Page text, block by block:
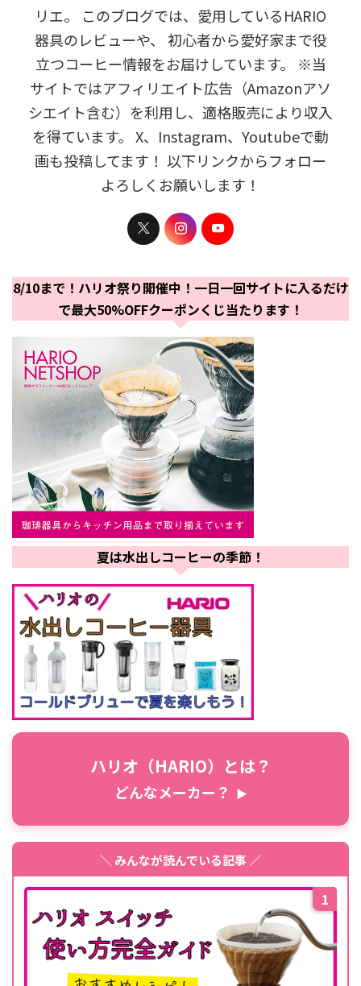
リエ。 このブログでは、愛用しているHARIO
器具のレビューや、 初心者から愛好家まで役
立つコーヒー情報をお届けしています。 ※当
サイトではアフィリエイト広告（Amazonアソ
シエイト含む）を利用し、適格販売により収入
を得ています。 X、Instagram、Youtubeで動
画も投稿してます！ 以下リンクからフォロー
よろしくお願いします！
8/10まで！ハリオ祭り開催中！一日一回サイトに入るだけ
で最大50%OFFクーポンくじ当たります！
夏は水出しコーヒーの季節！
ハリオ（HARIO）とは？
どんなメーカー？ ▶
＼ みんなが読んでいる記事 ／
1